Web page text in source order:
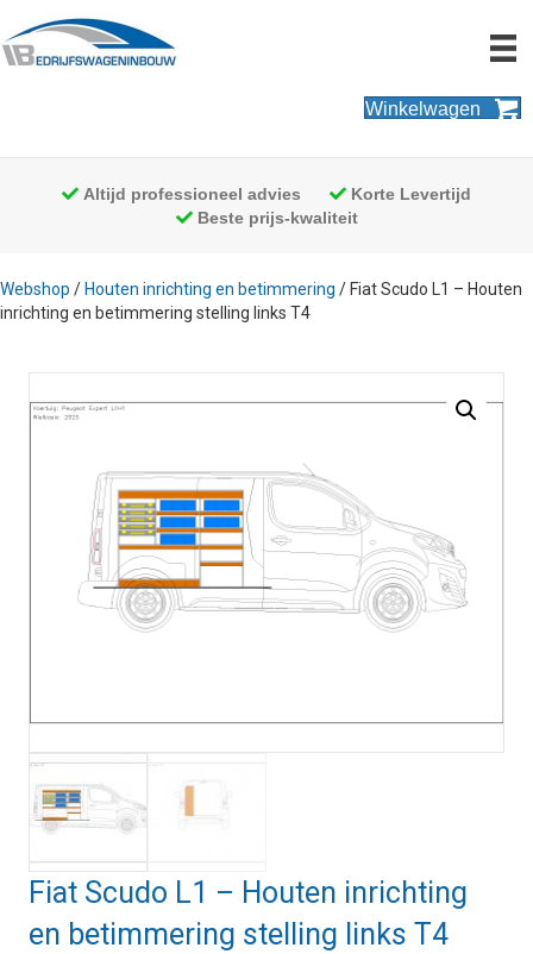
Winkelwagen
Altijd professioneel advies
Korte Levertijd
Beste prijs-kwaliteit
Webshop / Houten inrichting en betimmering / Fiat Scudo L1 – Houten
inrichting en betimmering stelling links T4
Fiat Scudo L1 – Houten inrichting
en betimmering stelling links T4